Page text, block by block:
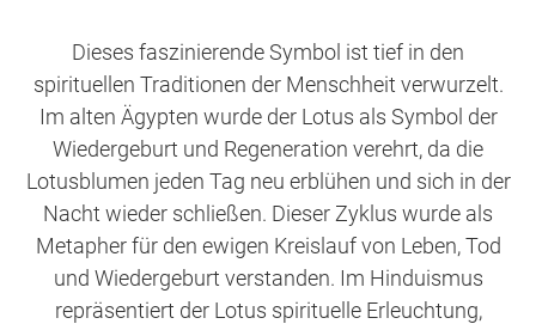
Dieses faszinierende Symbol ist tief in den
spirituellen Traditionen der Menschheit verwurzelt.
Im alten Ägypten wurde der Lotus als Symbol der
Wiedergeburt und Regeneration verehrt, da die
Lotusblumen jeden Tag neu erblühen und sich in der
Nacht wieder schließen. Dieser Zyklus wurde als
Metapher für den ewigen Kreislauf von Leben, Tod
und Wiedergeburt verstanden. Im Hinduismus
repräsentiert der Lotus spirituelle Erleuchtung,